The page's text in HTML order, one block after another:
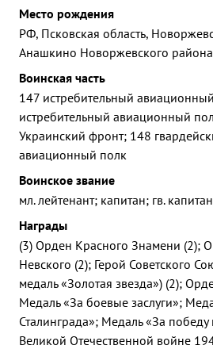
Место рождения
РФ, Псковская область,
Анашкино Новоржевского района
Воинская часть
147 истребительный
истребительный авиационный
Украинский фронт; 148
авиационный полк
Воинское звание
мл. лейтенант; капитан; гв.
Награды
(3) Орден Красного Знамени (2);
Невского (2); Герой Советского
медаль «Золотая звезда») (2);
Медаль «За боевые заслуги»;
Сталинграда»; Медаль «За
Великой Отечественной войне